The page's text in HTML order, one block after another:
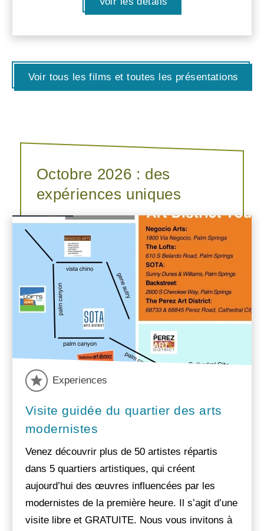
Voir tous les films et toutes les présentations
Octobre 2026 : des
expériences uniques
Experiences
Visite guidée du quartier des arts
modernistes
Venez découvrir plus de 50 artistes répartis
dans 5 quartiers artistiques, qui créent
aujourd’hui des œuvres influencées par les
modernistes de la première heure. Il s’agit d’une
visite libre et GRATUITE. Nous vous invitons à